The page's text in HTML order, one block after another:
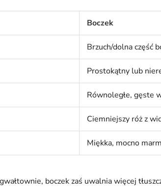
Boczek
Brzuch/dolna część
Prostokątny lub
Równoległe, gęste
Ciemniejszy róż z
Miękka, mocno
boczek zaś uwalnia więcej